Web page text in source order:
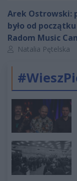
Arek Ostrowski:
było od
Radom Music
Autor artykułu:
Natalia Pętelska